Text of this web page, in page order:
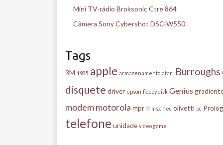
Mini TV-rádio Broksonic Ctre 864
Câmera Sony Cybershot DSC-W550
Tags
3M 1985 apple armazenamento atari Burroughs
disquete driver epson floppy disk Genius
modemmotorola mpr II msx nec olivetti pc
telefoneunidade video game